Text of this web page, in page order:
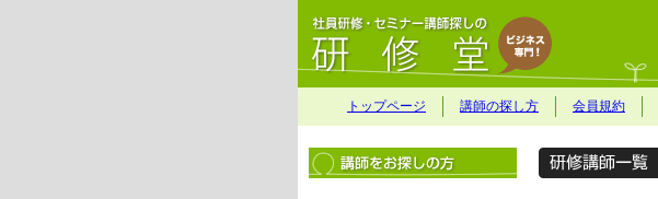
トップページ 講師の探し方 会員規約